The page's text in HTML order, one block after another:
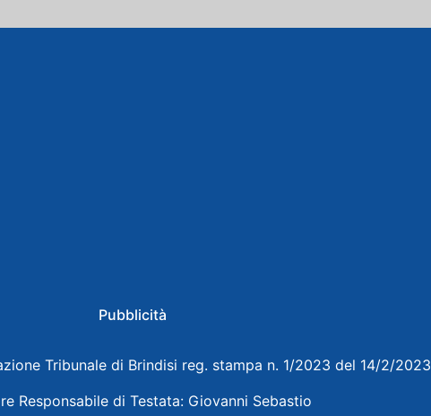
Pubblicità
Tribunale di Brindisi reg. stampa n. 1/2023 del 14/2/2023
Responsabile di Testata: Giovanni Sebastio